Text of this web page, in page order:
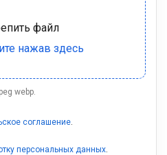
webp.
соглашение.
персональных данных.